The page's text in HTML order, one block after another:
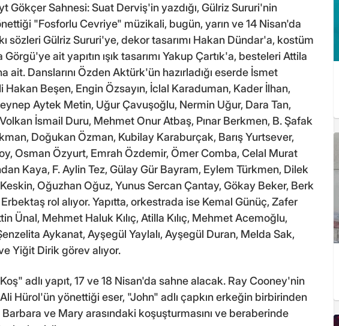
Gökçer Sahnesi: Suat Derviş'in yazdığı, Gülriz Sururi'nin
"Fosforlu Cevriye" müzikali, bugün, yarın ve 14 Nisan'da
sözleri Gülriz Sururi'ye, dekor tasarımı Hakan Dündar'a, kostüm
Görgü'ye ait yapıtın ışık tasarımı Yakup Çartık'a, besteleri Attila
ait. Danslarını Özden Aktürk'ün hazırladığı eserde İsmet
Hakan Beşen, Engin Özsayın, İclal Karaduman, Kader İlhan,
Aytek Metin, Uğur Çavuşoğlu, Nermin Uğur, Dara Tan,
İsmail Duru, Mehmet Onur Atbaş, Pınar Berkmen, B. Şafak
Doğukan Özman, Kubilay Karaburçak, Barış Yurtsever,
Osman Özyurt, Emrah Özdemir, Ömer Comba, Celal Murat
Kaya, F. Aylin Tez, Gülay Gür Bayram, Eylem Türkmen, Dilek
Oğuzhan Oğuz, Yunus Sercan Çantay, Gökay Beker, Berk
rol alıyor. Yapıtta, orkestrada ise Kemal Günüç, Zafer
Ünal, Mehmet Haluk Kılıç, Atilla Kılıç, Mehmet Acemoğlu,
Aykanat, Ayşegül Yaylalı, Ayşegül Duran, Melda Sak,
Yiğit Dirik görev alıyor.
adlı yapıt, 17 ve 18 Nisan'da sahne alacak. Ray Cooney'nin
Ali Hürol'ün yönettiği eser, "John" adlı çapkın erkeğin birbirinden
ve Mary arasındaki koşuşturmasını ve beraberinde